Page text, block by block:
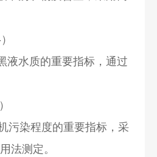
液水质的重要指标，通过
污染程度的重要指标，采
法测定。